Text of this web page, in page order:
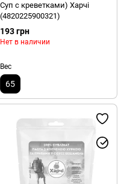
Суп с креветками) Харчі
(4820225900321)
193 грн
Нет в наличии
Вес
65